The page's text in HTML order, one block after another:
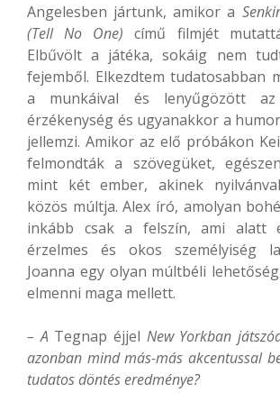
Angelesben jártunk, amikor a
(Tell No One) című filmjét
Elbűvölt a játéka, sokáig nem
fejemből. Elkezdtem tudatosabban
a munkáival és lenyűgözött
érzékenység és ugyanakkor a
jellemzi. Amikor az elő próbákon
felmondták a szövegüket,
mint két ember, akinek
közös múltja. Alex író, amolyan
inkább csak a felszín, ami alatt
érzelmes és okos személyiség
Joanna egy olyan múltbéli
elmenni maga mellett.
– A Tegnap éjjel New Yorkban
azonban mind más-más akcentussal
tudatos döntés eredménye?